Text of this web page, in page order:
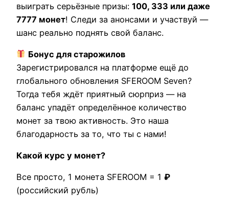
выиграть серьёзные призы: 100, 333 или даже
7777 монет! Следи за анонсами и участвуй —
шанс реально поднять свой баланс.
Бонус для старожилов
Зарегистрировался на платформе ещё до
глобального обновления SFEROOM Seven?
Тогда тебя ждёт приятный сюрприз — на
баланс упадёт определённое количество
монет за твою активность. Это наша
благодарность за то, что ты с нами!
Какой курс у монет?
Все просто, 1 монета SFEROOM = 1 ₽
(российский рубль)